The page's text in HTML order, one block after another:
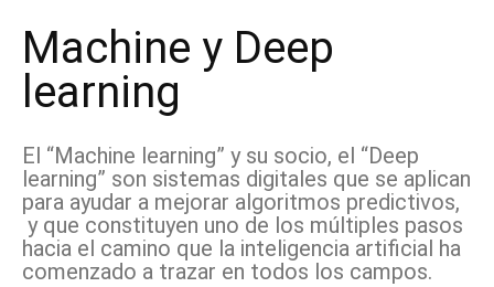
Machine y Deep
learning
El “Machine learning” y su socio, el “Deep
learning” son sistemas digitales que se aplican
para ayudar a mejorar algoritmos predictivos,
y que constituyen uno de los múltiples pasos
hacia el camino que la inteligencia artificial ha
comenzado a trazar en todos los campos.